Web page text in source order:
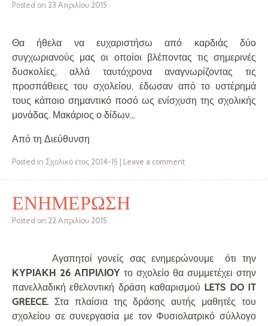
Posted on 23 Απριλίου 2015
Θα ήθελα να ευχαριστήσω από καρδιάς δύο
συγχωριανούς μας οι οποίοι βλέποντας τις σημερινές
δυσκολίες, αλλά ταυτόχρονα αναγνωρίζοντας τις
προσπάθειες του σχολείου, έδωσαν από το υστέρημά
τους κάποιο σημαντικό ποσό ως ενίσχυση της σχολικής
μονάδας. Μακάριος ο δίδων…
Από τη Διεύθυνση
Posted in Σχολικό έτος 2014-15 Leave a comment
ΕΝΗΜΕΡΩΣΗ
Posted on 22 Απριλίου 2015
Αγαπητοί γονείς σας ενημερώνουμε ότι την
ΚΥΡΙΑΚΗ 26 ΑΠΡΙΛΙΟΥ το σχολείο θα συμμετέχει στην
πανελλαδική εθελοντική δράση καθαρισμού LETS DO IT
GREECE. Στα πλαίσια της δράσης αυτής μαθητές του
σχολείου σε συνεργασία με τον Φυσιολατρικό σύλλογο